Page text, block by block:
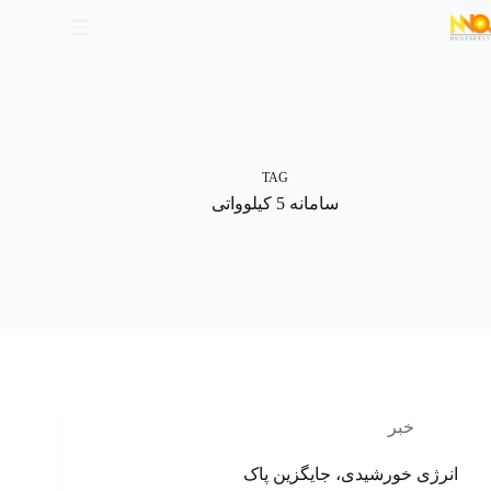
TAG
سامانه 5 کیلوواتی
خبر
انرژی خورشیدی، جایگزین پاک